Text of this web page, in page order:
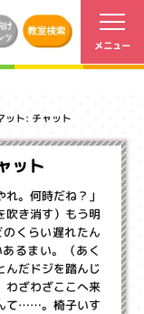
ット: チャット
ット
。何時だね？」
吹き消す）もう明
くらい遅れたん
るまい。（あく
んだドジを踏んじ
ざわざここへ来
て……。椅子いす